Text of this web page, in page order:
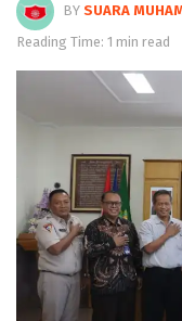
BY SUARA
Reading Time: 1 min read